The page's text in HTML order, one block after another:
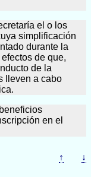
el o los
simplificación
durante la
de que,
de la
lleven a cabo
en el
↑ ↓